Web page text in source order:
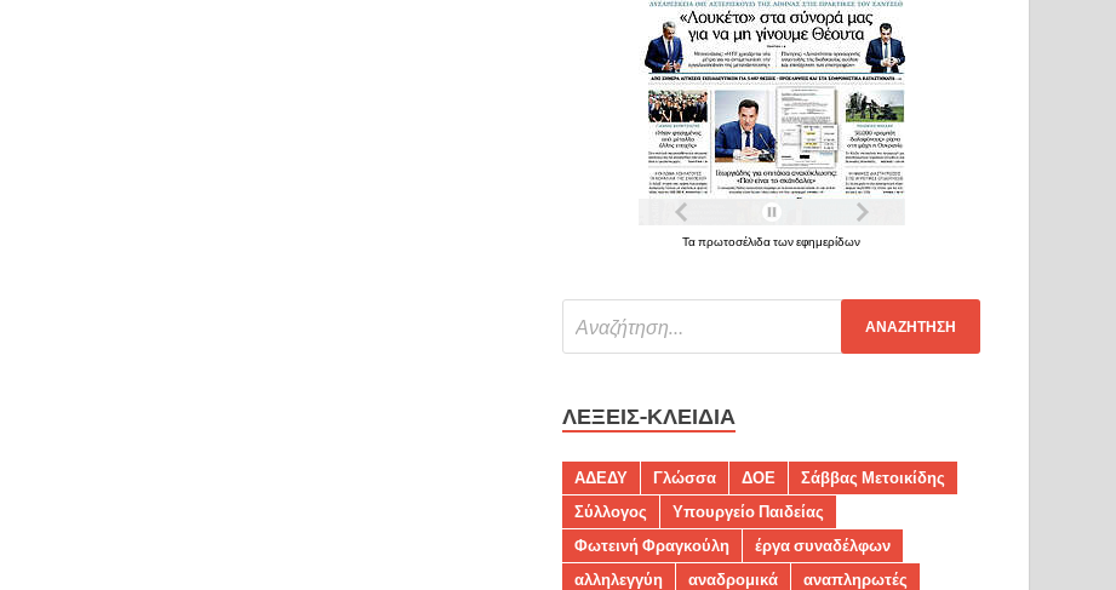
Τα πρωτοσέλιδα των εφημερίδων
ΛΈΞΕΙΣ-ΚΛΕΙΔΙΆ
ΑΔΕΔΥ Γλώσσα ΔΟΕ
Σάββας Μετοικίδης
Σύλλογος
Υπουργείο Παιδείας
Φωτεινή Φραγκούλη
έργα συναδέλφων
αλληλεγγύη
αναδρομικά
αναπληρωτές